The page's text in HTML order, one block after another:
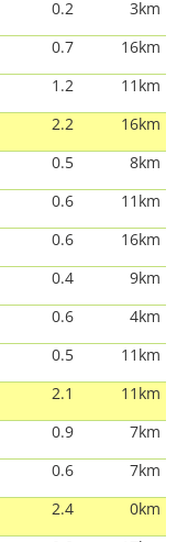
0.2
3km
0.7
16km
1.2
11km
2.2
16km
0.5
8km
0.6
11km
0.6
16km
0.4
9km
0.6
4km
0.5
11km
2.1
11km
0.9
7km
0.6
7km
2.4
0km